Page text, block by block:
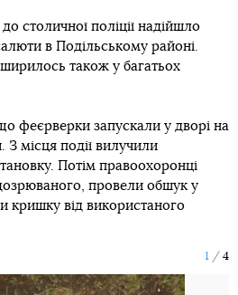
столичної поліції надійшло
в Подільському районі.
також у багатьох
феєрверки запускали у дворі на
З місця події вилучили
Потім правоохоронці
провели обшук у
кришку від використаного
1 4